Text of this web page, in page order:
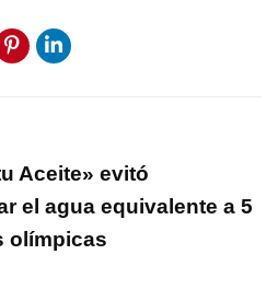
Aceite» evitó
el agua equivalente a 5
olímpicas